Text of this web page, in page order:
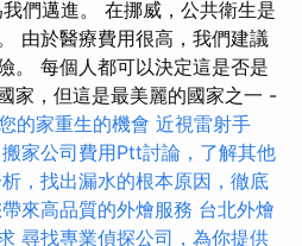
們邁進。 在挪威，公共衛生是
由於醫療費用很高，我們建議
。 每個人都可以決定這是否是
家，但這是最美麗的國家之一 -
的家重生的機會 近視雷射手
搬家公司費用Ptt討論，了解其他
，找出漏水的根本原因，徹底
來高品質的外燴服務 台北外燴
尋找專業偵探公司，為你提供